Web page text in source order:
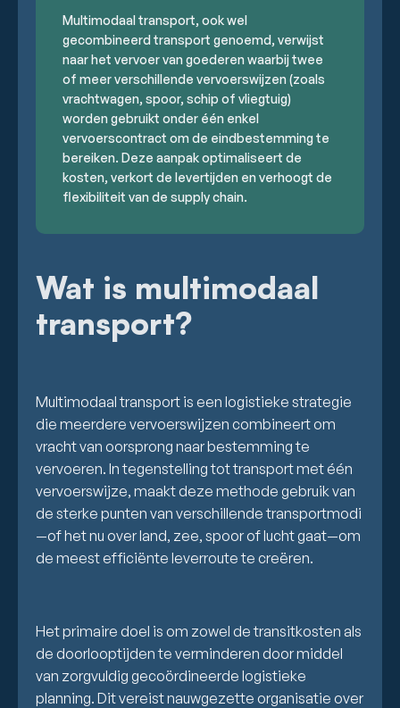
Multimodaal transport, ook wel
gecombineerd transport genoemd, verwijst
naar het vervoer van goederen waarbij twee
of meer verschillende vervoerswijzen (zoals
vrachtwagen, spoor, schip of vliegtuig)
worden gebruikt onder één enkel
vervoerscontract om de eindbestemming te
bereiken. Deze aanpak optimaliseert de
kosten, verkort de levertijden en verhoogt de
flexibiliteit van de supply chain.
Wat is multimodaal
transport?
Multimodaal transport is een logistieke strategie
die meerdere vervoerswijzen combineert om
vracht van oorsprong naar bestemming te
vervoeren. In tegenstelling tot transport met één
vervoerswijze, maakt deze methode gebruik van
de sterke punten van verschillende transportmodi
—of het nu over land, zee, spoor of lucht gaat—om
de meest efficiënte leverroute te creëren.
Het primaire doel is om zowel de transitkosten als
de doorlooptijden te verminderen door middel
van zorgvuldig gecoördineerde logistieke
planning. Dit vereist nauwgezette organisatie over